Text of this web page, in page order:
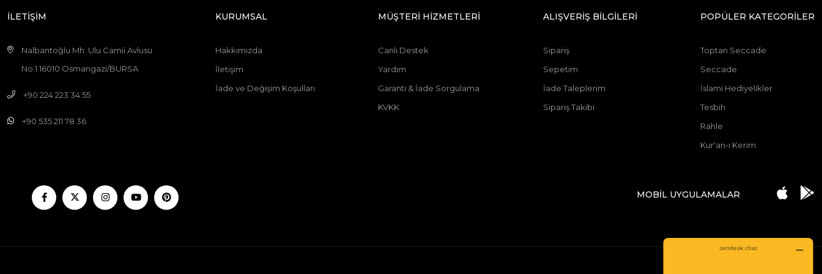
İLETİŞİM
Nalbantoğlu Mh. Ulu Camii Avlusu
No:1 16010 Osmangazi/BURSA
+90 224 223 34 55
+90 535 211 78 36
KURUMSAL
Hakkımızda
İletişim
İade ve Değişim Koşulları
MÜŞTERİ HİZMETLERİ
Canlı Destek
Yardım
Garanti & İade Sorgulama
KVKK
ALIŞVERİŞ BİLGİLERİ
Sipariş
Sepetim
İade Taleplerim
Sipariş Takibi
POPÜLER KATEGORİLER
Toptan Seccade
Seccade
İslami Hediyelikler
Tesbih
Rahle
Kur'an-ı Kerim
MOBİL UYGULAMALAR